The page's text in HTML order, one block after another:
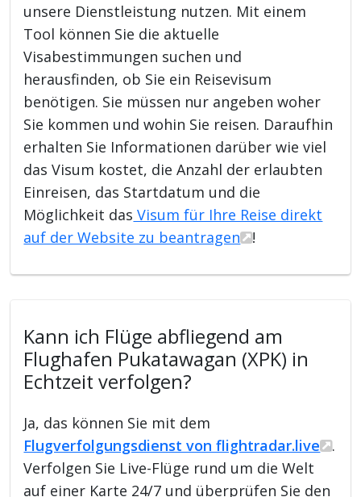
unsere Dienstleistung nutzen. Mit einem
Tool können Sie die aktuelle
Visabestimmungen suchen und
herausfinden, ob Sie ein Reisevisum
benötigen. Sie müssen nur angeben woher
Sie kommen und wohin Sie reisen. Daraufhin
erhalten Sie Informationen darüber wie viel
das Visum kostet, die Anzahl der erlaubten
Einreisen, das Startdatum und die
Möglichkeit das Visum für Ihre Reise direkt
auf der Website zu beantragen
!
Kann ich Flüge abfliegend am
Flughafen Pukatawagan (XPK) in
Echtzeit verfolgen?
Ja, das können Sie mit dem
Flugverfolgungsdienst von flightradar.live
.
Verfolgen Sie Live-Flüge rund um die Welt
auf einer Karte 24/7 und überprüfen Sie den